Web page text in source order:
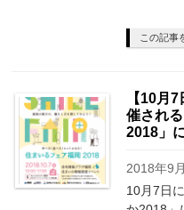
この記事
【10月
催され
2018」
2018年9
10月7日